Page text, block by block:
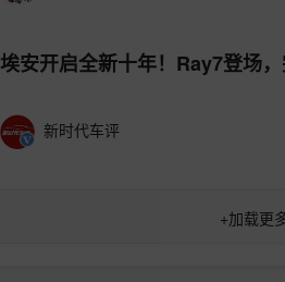
埃安开启全新十年！Ray7登场
新时代车评
+加载更